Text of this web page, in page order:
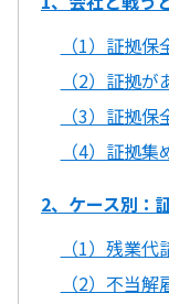
（1）証拠保
（2）証拠
（3）証拠
（4）証拠
2、ケース別：
（1）残業代
（2）不当